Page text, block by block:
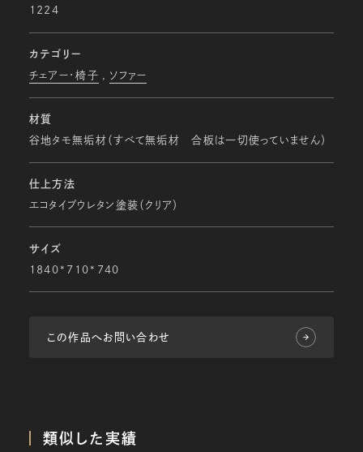
1224
カテゴリー
チェアー・椅子 ソファー
材質
谷地タモ無垢材（すべて無垢材 合板は一切使っていません）
仕上方法
エコタイプウレタン塗装（クリア）
サイズ
1840*710*740
この作品へお問い合わせ
類似した実績